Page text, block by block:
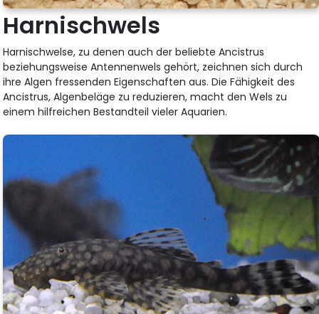
Harnischwels
Harnischwelse, zu denen auch der beliebte Ancistrus
beziehungsweise Antennenwels gehört, zeichnen sich durch
ihre Algen fressenden Eigenschaften aus. Die Fähigkeit des
Ancistrus, Algenbeläge zu reduzieren, macht den Wels zu
einem hilfreichen Bestandteil vieler Aquarien.